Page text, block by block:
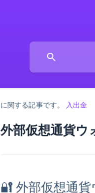
に関する記事です。 入出金
外部仮想通貨ウ
🔐 外部仮想通